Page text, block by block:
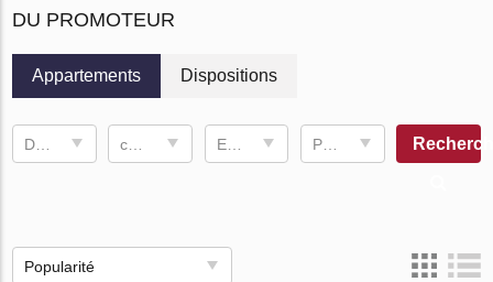
DU PROMOTEUR
Appartements Dispositions
Espace de vie Prix, ฿
Popularité